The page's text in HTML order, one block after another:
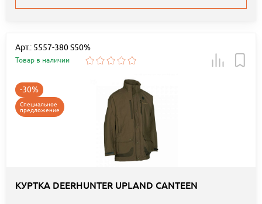
Арт.: 5557-380 S50%
Товар в наличии
-30%
Специальное
предложение
КУРТКА DEERHUNTER UPLAND CANTEEN